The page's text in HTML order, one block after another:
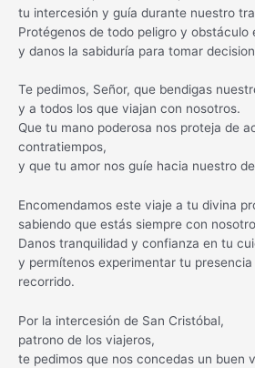
tu intercesión y guía durante nuestro
Protégenos de todo peligro y obstáculo
y danos la sabiduría para tomar
Te pedimos, Señor, que bendigas
y a todos los que viajan con nosotros.
Que tu mano poderosa nos proteja de
contratiempos,
y que tu amor nos guíe hacia nuestro
Encomendamos este viaje a tu divina
sabiendo que estás siempre con
Danos tranquilidad y confianza en tu
y permítenos experimentar tu
recorrido.
Por la intercesión de San Cristóbal,
patrono de los viajeros,
te pedimos que nos concedas un buen